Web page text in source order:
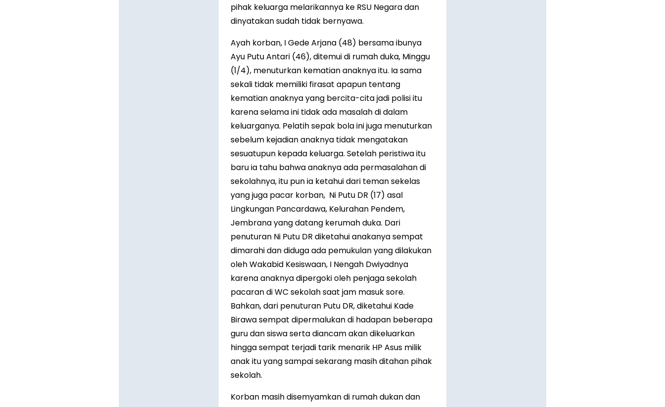
pihak keluarga melarikannya ke RSU Negara dan
dinyatakan sudah tidak bernyawa.
Ayah korban, I Gede Arjana (48) bersama ibunya
Ayu Putu Antari (46), ditemui di rumah duka, Minggu
(1/4), menuturkan kematian anaknya itu. Ia sama
sekali tidak memiliki firasat apapun tentang
kematian anaknya yang bercita-cita jadi polisi itu
karena selama ini tidak ada masalah di dalam
keluarganya. Pelatih sepak bola ini juga menuturkan
sebelum kejadian anaknya tidak mengatakan
sesuatupun kepada keluarga. Setelah peristiwa itu
baru ia tahu bahwa anaknya ada permasalahan di
sekolahnya, itu pun ia ketahui dari teman sekelas
yang juga pacar korban, Ni Putu DR (17) asal
Lingkungan Pancardawa, Kelurahan Pendem,
Jembrana yang datang kerumah duka. Dari
penuturan Ni Putu DR diketahui anakanya sempat
dimarahi dan diduga ada pemukulan yang dilakukan
oleh Wakabid Kesiswaan, I Nengah Dwiyadnya
karena anaknya dipergoki oleh penjaga sekolah
pacaran di WC sekolah saat jam masuk sore.
Bahkan, dari penuturan Putu DR, diketahui Kade
Birawa sempat dipermalukan di hadapan beberapa
guru dan siswa serta diancam akan dikeluarkan
hingga sempat terjadi tarik menarik HP Asus milik
anak itu yang sampai sekarang masih ditahan pihak
sekolah.
Korban masih disemyamkan di rumah dukan dan